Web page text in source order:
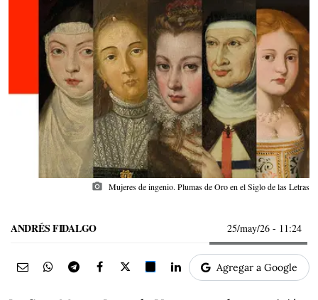
photo_camera Mujeres de ingenio. Plumas de Oro en el Siglo de las Letras
ANDRÉS FIDALGO 25/may/26 - 11:24
Agregar a Google